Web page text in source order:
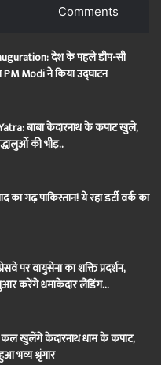
Comments
देश के पहले डीप-सी
Modi ने किया उद्घाटन
बाबा केदारनाथ के कपाट खुले,
की भीड़..
गढ़ पाकिस्तान! ये रहा डर्टी वर्क का
पर वायुसेना का शक्ति प्रदर्शन,
करेंगे धमाकेदार लैंडिंग…
खुलेंगे केदारनाथ धाम के कपाट,
भव्य श्रृंगार